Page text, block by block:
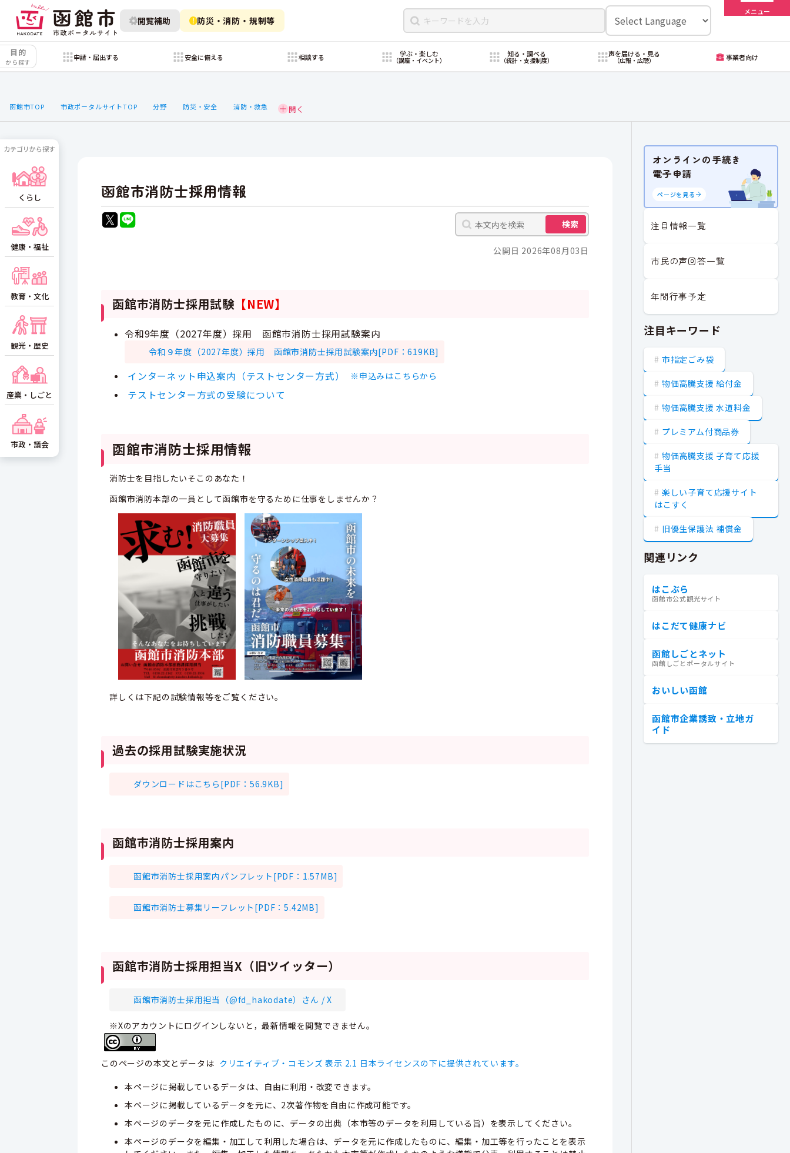
閲覧補助 防災・消防・規制等
メニュー
目的
から探す
申請・届出する 安全に備える 相談する 学ぶ・楽しむ
（講座・イベント）
知る・調べる
（統計・支援制度）
声を届ける・見る
（広報・広聴） 事業者向け
函館市TOP 市政ポータルサイトTOP 分野 防災・安全 消防・救急
函館市消防士採用情報
検索
公開日 2026年08月03日
函館市消防士採用試験 【NEW】
令和9年度（2027年度）採用 函館市消防士採用試験案内
令和９年度（2027年度）採用 函館市消防士採用試験案内[PDF：619KB]
インターネット申込案内（テストセンター方式） ※申込みはこちらから
テストセンター方式の受験について
函館市消防士採用情報
消防士を目指したいそこのあなた！
函館市消防本部の一員として函館市を守るために仕事をしませんか？
詳しくは下記の試験情報等をご覧ください。
過去の採用試験実施状況
ダウンロードはこちら[PDF：56.9KB]
函館市消防士採用案内
函館市消防士採用案内パンフレット[PDF：1.57MB]
函館市消防士募集リーフレット[PDF：5.42MB]
函館市消防士採用担当X（旧ツイッター）
函館市消防士採用担当（@fd_hakodate）さん / X
※Xのアカウントにログインしないと，最新情報を閲覧できません。
このページの本文とデータは クリエイティブ・コモンズ 表示 2.1 日本ライセンスの下に提供されています。
本ページに掲載しているデータは、自由に利用・改変できます。
本ページに掲載しているデータを元に、2次著作物を自由に作成可能です。
本ページのデータを元に作成したものに、データの出典（本市等のデータを利用している旨）を表示してください。
本ページのデータを編集・加工して利用した場合は、データを元に作成したものに、編集・加工等を行ったことを表示
カテゴリから探す
くらし
健康・福祉
教育・文化
観光・歴史
産業・しごと
市政・議会
オンラインの手続き
電子申請
ページを見る
注目情報一覧
市民の声回答一覧
年間行事予定
注目キーワード
市指定ごみ袋
物価高騰支援 給付金
物価高騰支援 水道料金
プレミアム付商品券
物価高騰支援 子育て応援
手当
楽しい子育て応援サイト
はこすく
旧優生保護法 補償金
関連リンク
はこぶら
函館市公式観光サイト
はこだて健康ナビ
函館しごとネット
函館しごとポータルサイト
おいしい函館
函館市企業誘致・立地ガ
イド